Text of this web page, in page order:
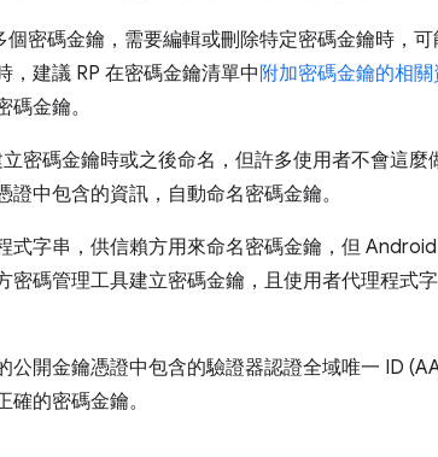
個密碼金鑰，需要編輯或刪除特定密碼金鑰時，
，建議 RP 在密碼金鑰清單中 附加密碼金鑰的相
金鑰。
密碼金鑰時或之後命名，但許多使用者不會這
中包含的資訊，自動命名密碼金鑰。
式字串，供信賴方用來命名密碼金鑰，但
密碼管理工具建立密碼金鑰，且使用者代理程式
公開金鑰憑證中包含的驗證器認證全域唯一 ID
的密碼金鑰。